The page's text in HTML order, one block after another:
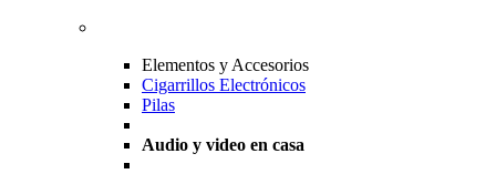
Elementos y Accesorios
Cigarrillos Electrónicos
Pilas
Audio y video en casa